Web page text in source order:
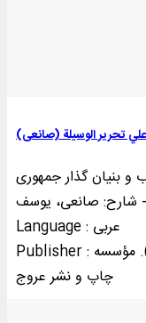
علي تحریر الوسیلة (صانعی)
و بنیان گذار جمهوری
- شارح: صانعی، یوسف
Language : عربی
Publisher : مؤسسه تنظيم و نشر آثار امام خمينی (س). مؤسسه
چاپ و نشر عروج